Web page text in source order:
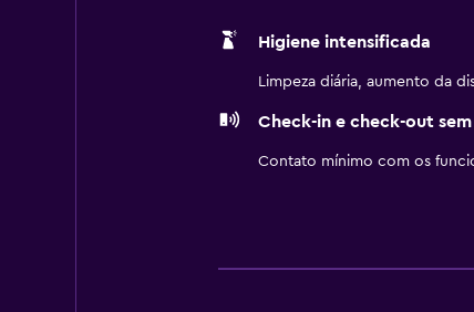
Higiene intensificada
Limpeza diária, aumento da
Check-in e check-out
Contato mínimo com os